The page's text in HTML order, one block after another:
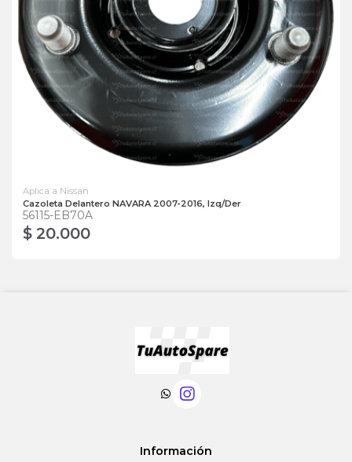
Aplica a Nissan
Cazoleta Delantero NAVARA 2007-2016, Izq/Der
56115-EB70A
$ 20.000
Información